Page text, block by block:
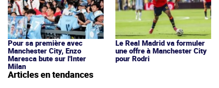
Pour sa première avec
Manchester City, Enzo
Maresca bute sur l'Inter
Milan
Le Real Madrid va formuler
une offre à Manchester City
pour Rodri
Articles en tendances